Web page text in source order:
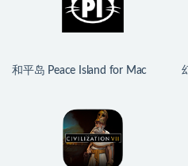
和平岛 Peace Island for Mac